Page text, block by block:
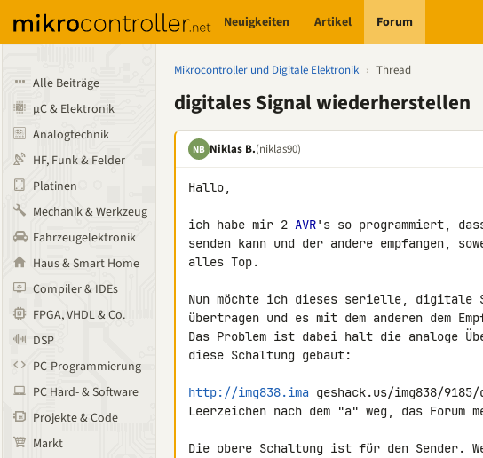
Neuigkeiten Artikel Forum
Alle Beiträge
µC & Elektronik
Analogtechnik
HF, Funk & Felder
Platinen
Mechanik & Werkzeug
Fahrzeugelektronik
Haus & Smart Home
Compiler & IDEs
FPGA, VHDL & Co.
DSP
PC-Programmierung
PC Hard- & Software
Projekte & Code
Markt
Mikrocontroller und Digitale Elektronik › Thread
digitales Signal wiederherstellen
NB Niklas B.(niklas90)
Hallo,
ich habe mir 2 AVR's so programmiert,
senden kann und der andere empfangen,
alles Top.
Nun möchte ich dieses serielle, digitale
übertragen und es mit dem anderen dem
Das Problem ist dabei halt die analoge
diese Schaltung gebaut:
http://img838.ima geshack.us/img838/
Leerzeichen nach dem "a" weg, das Forum
Die obere Schaltung ist für den Sender.